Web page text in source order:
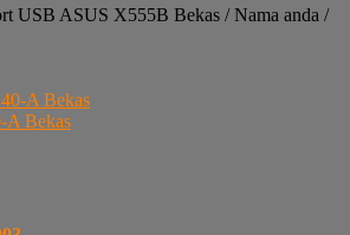
USB ASUS X555B Bekas / Nama anda /
A Bekas